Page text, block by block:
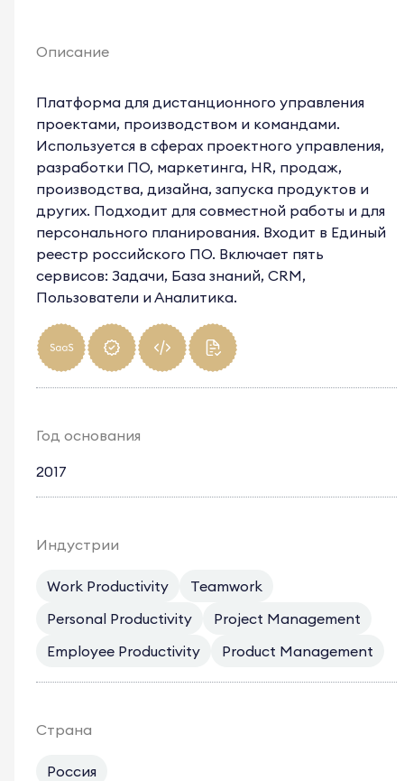
Описание
Платформа для дистанционного управления
проектами, производством и командами.
Используется в сферах проектного управления,
разработки ПО, маркетинга, HR, продаж,
производства, дизайна, запуска продуктов и
других. Подходит для совместной работы и для
персонального планирования. Входит в Единый
реестр российского ПО. Включает пять
сервисов: Задачи, База знаний, CRM,
Пользователи и Аналитика.
Год основания
2017
Индустрии
Work Productivity
Teamwork
Personal Productivity
Project Management
Employee Productivity
Product Management
Страна
Россия